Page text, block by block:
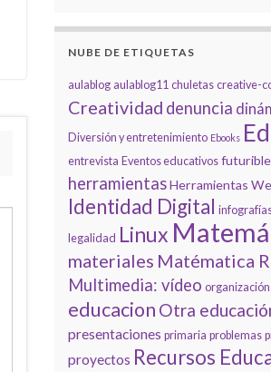
NUBE DE ETIQUETAS
aulablog aulablog11 chuletas creative-
Creatividad denuncia
Diversión y entretenimiento Ebooks
entrevista Eventos educativos futurible
herramientasHerramientas
Identidad Digital
legalidad Linux
materiales Matématica
Multimedia: vídeo organización
educacion Otra
presentaciones primaria problemas
proyectos Recursos